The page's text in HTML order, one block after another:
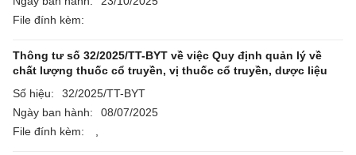
File đính kèm:
Thông tư số 32/2025/TT-BYT về việc Quy định quản lý về
chất lượng thuốc cổ truyền, vị thuốc cổ truyền, dược liệu
Số hiệu:
32/2025/TT-BYT
Ngày ban hành:
08/07/2025
File đính kèm: